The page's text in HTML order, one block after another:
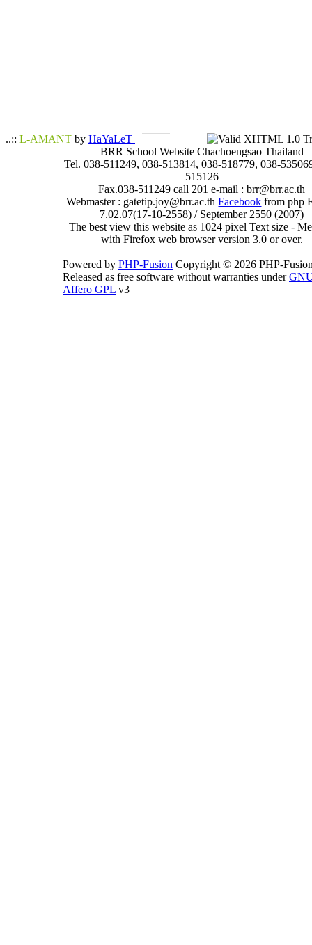
..:: L-AMANT by HaYaLeT
BRR School Website Chachoengsao Thailand
Tel. 038-511249, 038-513814, 038-518779, 038-
515126
Fax.038-511249 call 201 e-mail : brr@brr.ac.th
Webmaster : gatetip.joy@brr.ac.thFacebook from php
7.02.07(17-10-2558) / September 2550 (2007)
The best view this website as 1024 pixel Text size -
with Firefox web browser version 3.0 or over.
Powered by PHP-Fusion Copyright © 2026 PHP-
Released as free software without warranties under
Affero GPL v3